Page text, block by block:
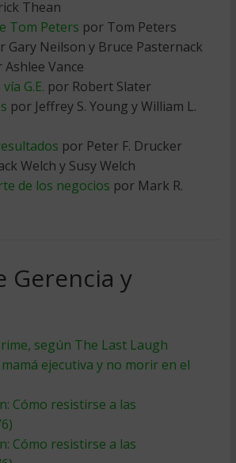
Thean
Tom Peters por Tom Peters
Gary Neilson y Bruce Pasternack
Vance
G.E. por Robert Slater
por Jeffrey S. Young y William L.
por Peter F. Drucker
Welch y Susy Welch
de los negocios por Mark R.
Gerencia y
según The Last Laugh
ejecutiva y no morir en el
Cómo resistirse a las
Cómo resistirse a las